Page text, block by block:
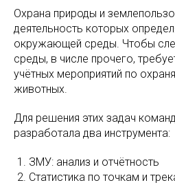
Охрана природы и
деятельность которых
окружающей среды. Чтобы
среды, в числе прочего,
учётных мероприятий по
животных.
Для решения этих задач
разработала два инструмента:
ЗМУ: анализ и отчётность
Статистика по точкам и